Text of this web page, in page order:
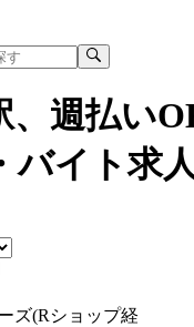
、週払い
バイト求
ズ(Rショップ経